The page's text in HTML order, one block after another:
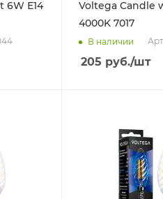
6W Е14
Voltega Candle
4000K 7017
В наличии
205 руб./шт